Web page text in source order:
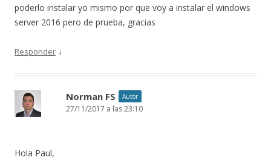
poderlo instalar yo mismo por que voy a instalar el windows
server 2016 pero de prueba, gracias
Responder ↓
Norman FS Autor
27/11/2017 a las 23:10
Hola Paul,